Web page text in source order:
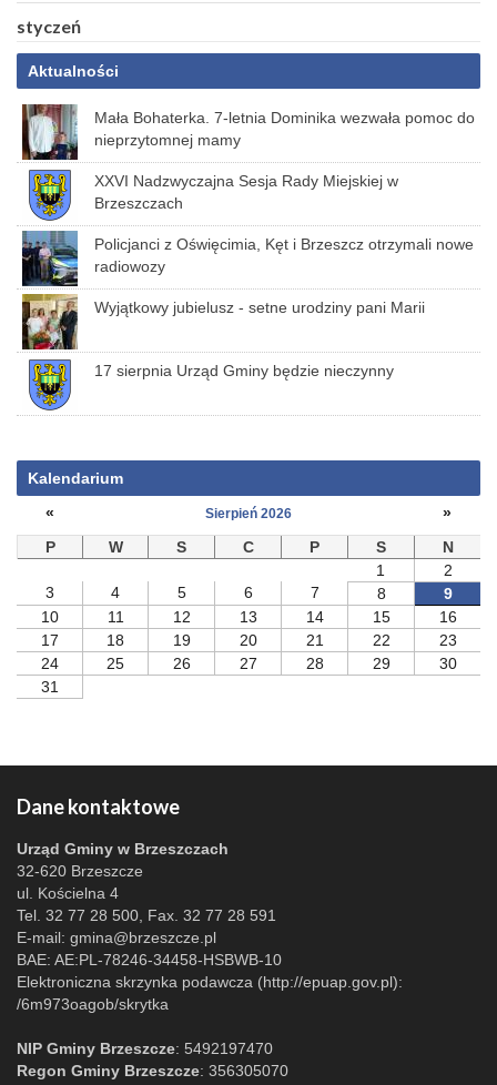
styczeń
Aktualności
Mała Bohaterka. 7-letnia Dominika wezwała pomoc do
nieprzytomnej mamy
XXVI Nadzwyczajna Sesja Rady Miejskiej w
Brzeszczach
Policjanci z Oświęcimia, Kęt i Brzeszcz otrzymali nowe
radiowozy
Wyjątkowy jubielusz - setne urodziny pani Marii
17 sierpnia Urząd Gminy będzie nieczynny
Kalendarium
«
Sierpień 2026
»
P
W S C P S
N
1
2
3
4 5 6 7 8
9
10
11 12 13 14 15
16
17
18 19 20 21 22
23
24
25 26 27 28 29
30
31
Dane kontaktowe
Urząd Gminy w Brzeszczach
32-620 Brzeszcze
ul. Kościelna 4
Tel. 32 77 28 500, Fax. 32 77 28 591
E-mail: gmina@brzeszcze.pl
BAE: AE:PL-78246-34458-HSBWB-10
Elektroniczna skrzynka podawcza (http://epuap.gov.pl):
/6m973oagob/skrytka
NIP Gminy Brzeszcze: 5492197470
Regon Gminy Brzeszcze: 356305070